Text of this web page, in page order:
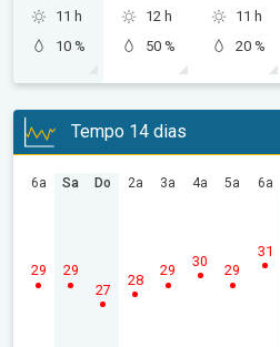
11 h
10 %
12 h
50 %
11 h
20 %
Tempo 14 dias
6a
29
Sa
29
Do
27
2a
28
3a
29
4a
30
5a
29
6a
31